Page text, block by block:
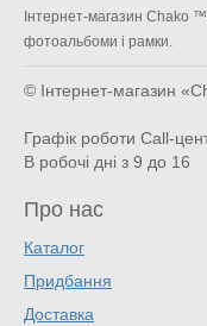
Інтернет-магазин Chako
фотоальбоми і рамки.
© Інтернет-магазин
Графік роботи Call-
В робочі дні з 9 до 16
Про нас
Каталог
Придбання
Доставка